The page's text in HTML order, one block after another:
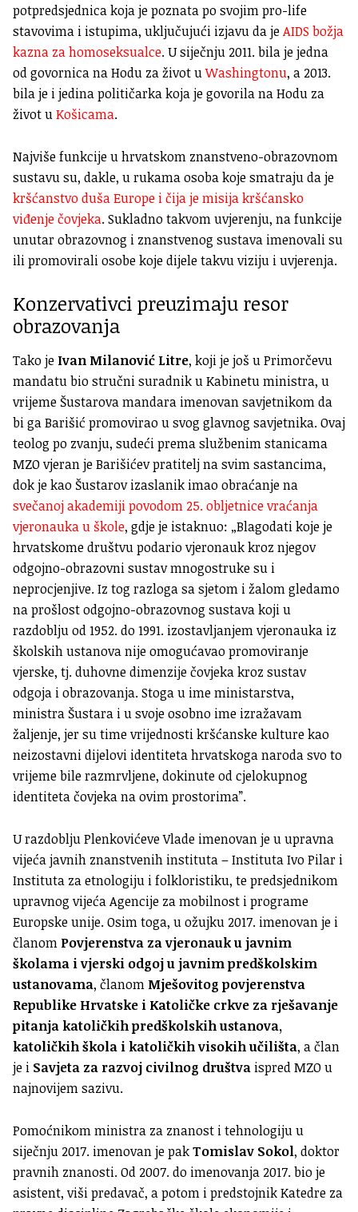
potpredsjednica koja je poznata po svojim pro-life
stavovima i istupima, uključujući izjavu da jeAIDS božja
kazna za homoseksualce. U siječnju 2011. bila je jedna
od govornica na Hodu za život uWashingtonu, a 2013.
bila je i jedina političarka koja je govorila na Hodu za
život uKošicama.
Najviše funkcije u hrvatskom znanstveno-obrazovnom
sustavu su, dakle, u rukama osoba koje smatraju da je
kršćanstvo duša Europe i čija je misija kršćansko
viđenje čovjeka. Sukladno takvom uvjerenju, na funkcije
unutar obrazovnog i znanstvenog sustava imenovali su
ili promovirali osobe koje dijele takvu viziju i uvjerenja.
Konzervativci preuzimaju resor
obrazovanja
Tako je Ivan Milanović Litre, koji je još u Primorčevu
mandatu bio stručni suradnik u Kabinetu ministra, u
vrijeme Šustarova mandara imenovan savjetnikom da
bi ga Barišić promovirao u svog glavnog savjetnika. Ovaj
teolog po zvanju, sudeći prema službenim stanicama
MZO vjeran je Barišićev pratitelj na svim sastancima,
dok je kao Šustarov izaslanik imao obraćanje na
svečanoj akademiji povodom 25. obljetnice vraćanja
vjeronauka u škole, gdje je istaknuo: „Blagodati koje je
hrvatskome društvu podario vjeronauk kroz njegov
odgojno-obrazovni sustav mnogostruke su i
neprocjenjive. Iz tog razloga sa sjetom i žalom gledamo
na prošlost odgojno-obrazovnog sustava koji u
razdoblju od 1952. do 1991. izostavljanjem vjeronauka iz
školskih ustanova nije omogućavao promoviranje
vjerske, tj. duhovne dimenzije čovjeka kroz sustav
odgoja i obrazovanja. Stoga u ime ministarstva,
ministra Šustara i u svoje osobno ime izražavam
žaljenje, jer su time vrijednosti kršćanske kulture kao
neizostavni dijelovi identiteta hrvatskoga naroda svo to
vrijeme bile razmrvljene, dokinute od cjelokupnog
identiteta čovjeka na ovim prostorima”.
U razdoblju Plenkovićeve Vlade imenovan je u upravna
vijeća javnih znanstvenih instituta – Instituta Ivo Pilar i
Instituta za etnologiju i folkloristiku, te predsjednikom
upravnog vijeća Agencije za mobilnost i programe
Europske unije. Osim toga, u ožujku 2017. imenovan je i
članom Povjerenstva za vjeronauk u javnim
školama i vjerski odgoj u javnim predškolskim
ustanovama, članom Mješovitog povjerenstva
Republike Hrvatske i Katoličke crkve za rješavanje
pitanja katoličkih predškolskih ustanova,
katoličkih škola i katoličkih visokih učilišta, a član
je i Savjeta za razvoj civilnog društva ispred MZO u
najnovijem sazivu.
Pomoćnikom ministra za znanost i tehnologiju u
siječnju 2017. imenovan je pakTomislav Sokol, doktor
pravnih znanosti. Od 2007. do imenovanja 2017. bio je
asistent, viši predavač, a potom i predstojnik Katedre za